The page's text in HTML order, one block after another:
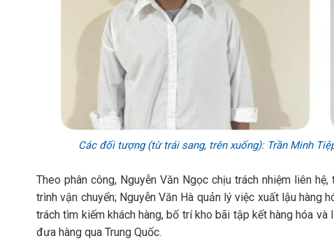
Các đối tượng (từ trái sang, trên xuống): Trần Minh
Theo phân công, Nguyễn Văn Ngọc chịu trách nhiệm liên
trình vận chuyển; Nguyễn Văn Hà quản lý việc xuất lậu hàng
trách tìm kiếm khách hàng, bố trí kho bãi tập kết hàng hóa
đưa hàng qua Trung Quốc.